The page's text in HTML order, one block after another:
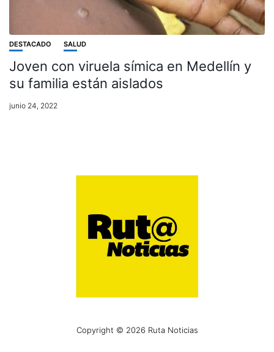
DESTACADO SALUD
Joven con viruela símica en Medellín y
su familia están aislados
junio 24, 2022
Copyright © 2026 Ruta Noticias